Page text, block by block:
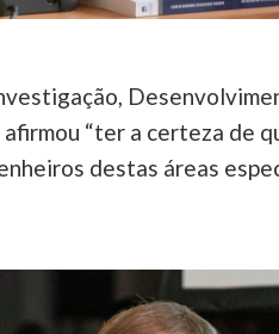
afirmou “ter a certeza de
destas áreas